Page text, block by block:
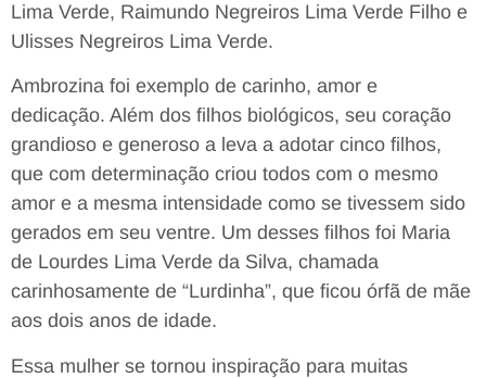
Lima Verde, Raimundo Negreiros Lima Verde Filho e
Ulisses Negreiros Lima Verde.
Ambrozina foi exemplo de carinho, amor e
dedicação. Além dos filhos biológicos, seu coração
grandioso e generoso a leva a adotar cinco filhos,
que com determinação criou todos com o mesmo
amor e a mesma intensidade como se tivessem sido
gerados em seu ventre. Um desses filhos foi Maria
de Lourdes Lima Verde da Silva, chamada
carinhosamente de “Lurdinha”, que ficou órfã de mãe
aos dois anos de idade.
Essa mulher se tornou inspiração para muitas